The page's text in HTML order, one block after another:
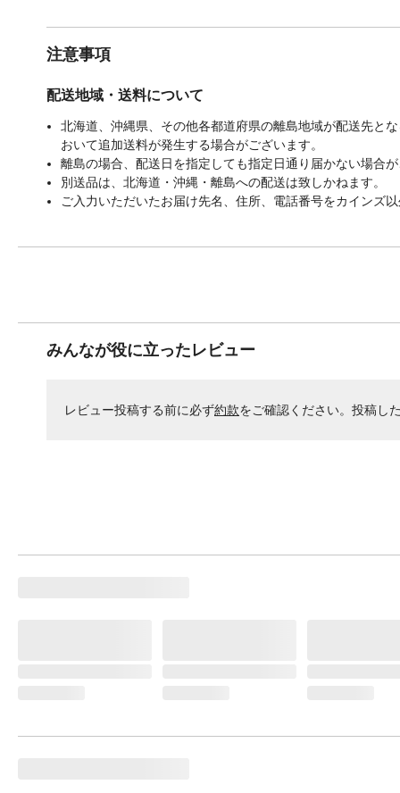
注意事項
配送地域・送料について
北海道、沖縄県、その他各都道府県の離島地域が配送先と
おいて追加送料が発生する場合がございます。
離島の場合、配送日を指定しても指定日通り届かない場合
別送品は、北海道・沖縄・離島への配送は致しかねます。
ご入力いただいたお届け先名、住所、電話番号をカインズ
みんなが役に立ったレビュー
レビュー投稿する前に必ず約款をご確認ください。投稿し